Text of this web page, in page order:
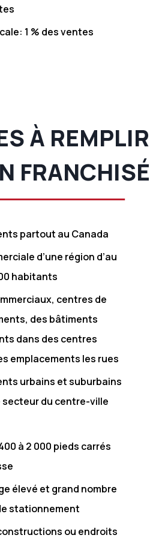
1 % des ventes
À REMPLIR
FRANCHISÉ
partout au Canada
d’une région d’au
habitants
centres de
des bâtiments
dans des centres
emplacements les rues
urbains et suburbains
secteur du centre-ville
à 2 000 pieds carrés
élevé et grand nombre
stationnement
ou endroits